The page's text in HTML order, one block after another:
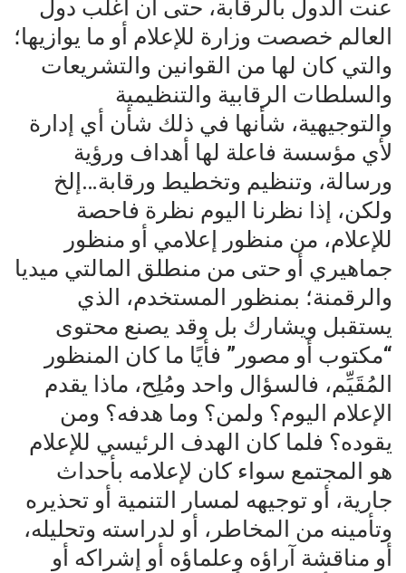
عنت الدول بالرقابة، حتى أن أغلب دول
العالم خصصت وزارة للإعلام أو ما يوازيها؛
والتي كان لها من القوانين والتشريعات
والسلطات الرقابية والتنظيمية
والتوجيهية، شأنها في ذلك شأن أي إدارة
لأي مؤسسة فاعلة لها أهداف ورؤية
ورسالة، وتنظيم وتخطيط ورقابة…إلخ
ولكن، إذا نظرنا اليوم نظرة فاحصة
للإعلام، من منظور إعلامي أو منظور
جماهيري أو حتى من منطلق المالتي ميديا
والرقمنة؛ بمنظور المستخدم، الذي
يستقبل ويشارك بل وقد يصنع محتوى
“مكتوب أو مصور” فأيًا ما كان المنظور
المُقَيِّم، فالسؤال واحد ومُلِح، ماذا يقدم
الإعلام اليوم؟ ولمن؟ وما هدفه؟ ومن
يقوده؟ فلما كان الهدف الرئيسي للإعلام
هو المجتمع سواء كان لإعلامه بأحداث
جارية، أو توجيهه لمسار التنمية أو تحذيره
وتأمينه من المخاطر، أو لدراسته وتحليله،
أو مناقشة آراؤه وعلماؤه أو إشراكه أو